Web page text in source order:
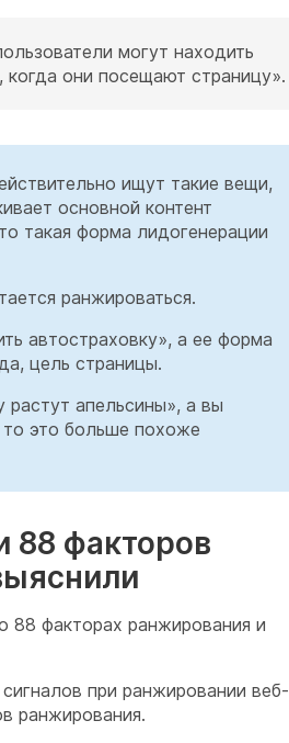
могут находить
когда они посещают страницу».
ищут такие вещи,
основной контент
такая форма лидогенерации
ранжироваться.
автостраховку», а ее форма
цель страницы.
апельсины», а вы
то это больше похоже
88 факторов
88 факторах ранжирования и
при ранжировании веб-
ранжирования.